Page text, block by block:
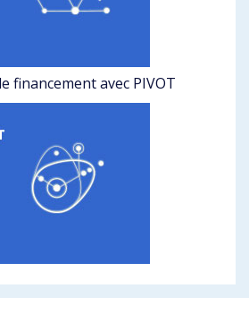
financement avec PIVOT